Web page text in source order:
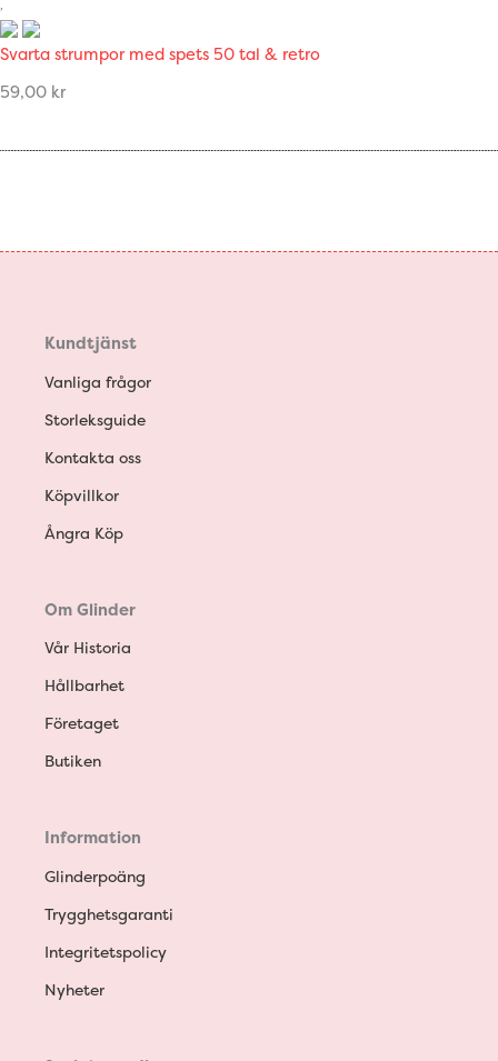
Svarta strumpor med spets 50 tal & retro
59,00 kr
Kundtjänst
Vanliga frågor
Storleksguide
Kontakta oss
Köpvillkor
Ångra Köp
Om Glinder
Vår Historia
Hållbarhet
Företaget
Butiken
Information
Glinderpoäng
Trygghetsgaranti
Integritetspolicy
Nyheter